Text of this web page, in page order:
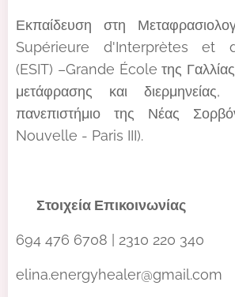
Εκπαίδευση στη
Supérieure d'Interprètes et
(ESIT) –Grande École της
μετάφρασης και
πανεπιστήμιο της Νέας
Nouvelle - Paris III).
📞 Στοιχεία Επικοινωνίας
694 476 6708 | 2310 220 340
elina.energyhealer@gmail.com